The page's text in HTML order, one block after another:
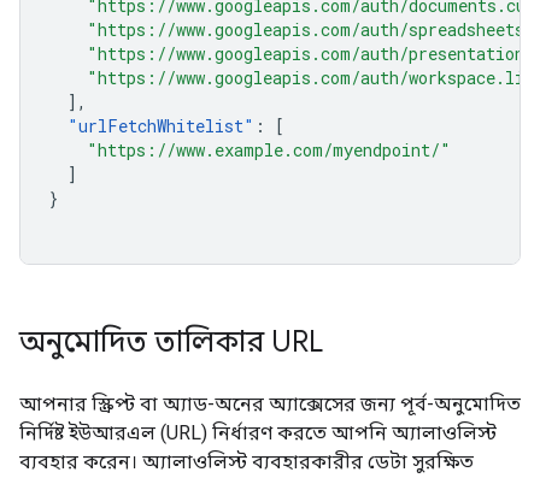
"https://www.googleapis.com/auth/
"https://www.googleapis.com/auth/
"https://www.googleapis.com/auth/
"https://www.googleapis.com/auth/
],
"urlFetchWhitelist" :
[
"https://www.example.com/myendpoint/"
]
}
অনুমোদিত তালিকার URL
আপনার স্ক্রিপ্ট বা অ্যাড-অনের অ্যাক্সেসের জন্য পূর্ব-অনুমোদিত
নির্দিষ্ট ইউআরএল (URL) নির্ধারণ করতে আপনি অ্যালাওলিস্ট
ব্যবহার করেন। অ্যালাওলিস্ট ব্যবহারকারীর ডেটা সুরক্ষিত